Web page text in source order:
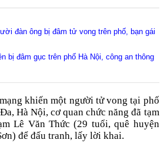
đàn ông bị đâm tử vong trên phố, bạn gái
bị đâm gục trên phố Hà Nội, công an thông
khiến một người tử vong tại phố
Hà Nội, cơ quan chức năng đã tạm
Lê Văn Thức (29 tuổi, quê huyện
để đấu tranh, lấy lời khai.